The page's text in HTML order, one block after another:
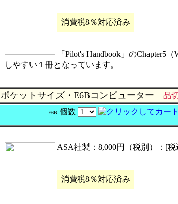
消費税8％対応済み
「Pilot's Handbook」の
しやすい１冊となっています。
ポケットサイズ・E6Bコンピューター 品
E6B 個数
ASA社製：8,000円（税別）：[税
消費税8％対応済み